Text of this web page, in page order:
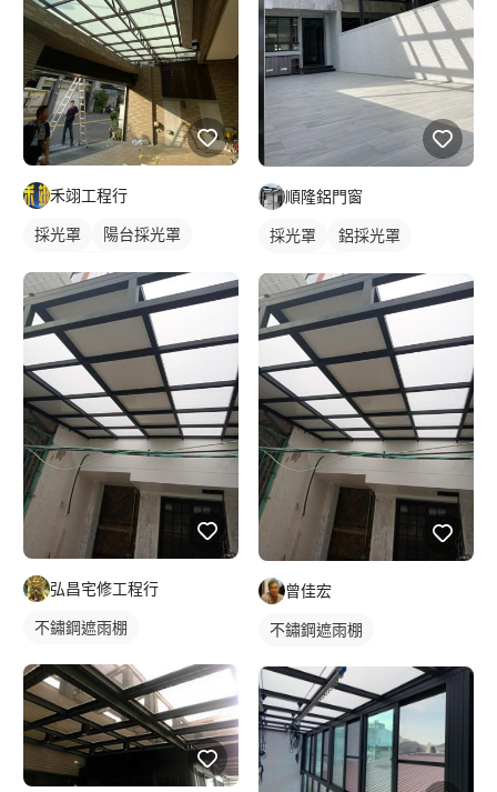
禾翊工程行
採光罩
陽台採光罩
弘昌宅修工程行
不鏽鋼遮雨棚
順隆鋁門窗
採光罩
鋁採光罩
陽台採光罩
曾佳宏
不鏽鋼遮雨棚